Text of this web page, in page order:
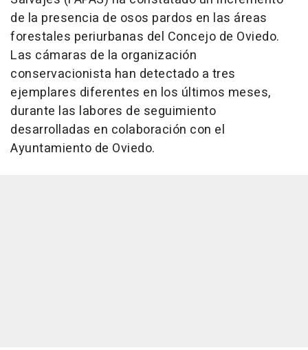
de la presencia de osos pardos en las áreas
forestales periurbanas del Concejo de Oviedo.
Las cámaras de la organización
conservacionista han detectado a tres
ejemplares diferentes en los últimos meses,
durante las labores de seguimiento
desarrolladas en colaboración con el
Ayuntamiento de Oviedo.